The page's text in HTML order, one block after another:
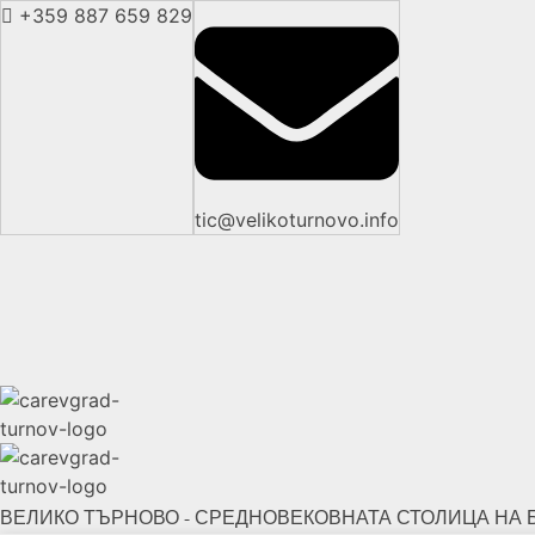
+359 887 659 829
tic@velikoturnovo.info
ВЕЛИКО ТЪРНОВО - СРЕДНОВЕКОВНАТА СТОЛИЦА НА